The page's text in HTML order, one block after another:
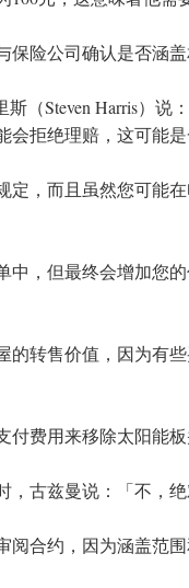
保险公司确认是否涵
斯（Steven Harris）
会拒绝理赔，这可能
定，而且虽然您可能
中，但最终会增加您
的转售价值，因为有
付费用来移除太阳能
，古兹曼说：「不，
阅合约，因为涵盖范